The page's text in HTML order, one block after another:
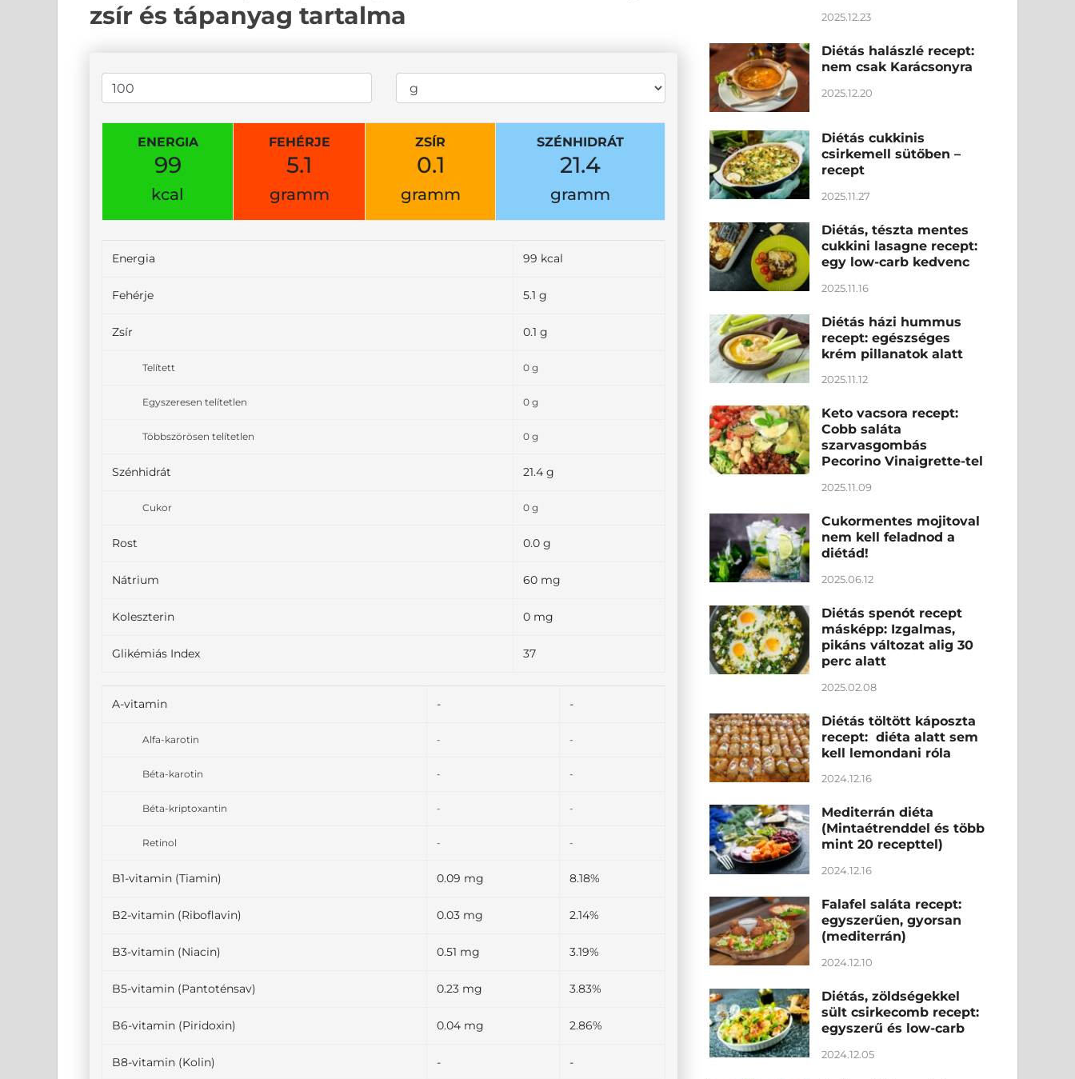
zsír és tápanyag tartalma
ENERGIA
99
kcal
FEHÉRJE
5.1
gramm
ZSÍR
0.1
gramm
SZÉNHIDRÁT
21.4
gramm
Energia 99 kcal
Fehérje 5.1 g
Zsír 0.1 g
Telített 0 g
Egyszeresen telítetlen 0 g
Többszörösen telítetlen 0 g
Szénhidrát 21.4 g
Cukor 0 g
Rost 0.0 g
Nátrium 60 mg
Koleszterin 0 mg
Glikémiás Index 37
A-vitamin - -
Alfa-karotin - -
Béta-karotin - -
Béta-kriptoxantin - -
Retinol - -
B1-vitamin (Tiamin) 0.09 mg 8.18%
B2-vitamin (Riboflavin) 0.03 mg 2.14%
B3-vitamin (Niacin) 0.51 mg 3.19%
B5-vitamin (Pantoténsav) 0.23 mg 3.83%
B6-vitamin (Piridoxin) 0.04 mg 2.86%
B8-vitamin (Kolin) - -
2025.12.23
Diétás halászlé recept:
nem csak Karácsonyra
2025.12.20
Diétás cukkinis
csirkemell sütőben –
recept
2025.11.27
Diétás, tészta mentes
cukkini lasagne recept:
egy low-carb kedvenc
2025.11.16
Diétás házi hummus
recept: egészséges
krém pillanatok alatt
2025.11.12
Keto vacsora recept:
Cobb saláta
szarvasgombás
Pecorino Vinaigrette-tel
2025.11.09
Cukormentes mojitoval
nem kell feladnod a
diétád!
2025.06.12
Diétás spenót recept
másképp: Izgalmas,
pikáns változat alig 30
perc alatt
2025.02.08
Diétás töltött káposzta
recept: diéta alatt sem
kell lemondani róla
2024.12.16
Mediterrán diéta
(Mintaétrenddel és több
mint 20 recepttel)
2024.12.16
Falafel saláta recept:
egyszerűen, gyorsan
(mediterrán)
2024.12.10
Diétás, zöldségekkel
sült csirkecomb recept:
egyszerű és low-carb
2024.12.05